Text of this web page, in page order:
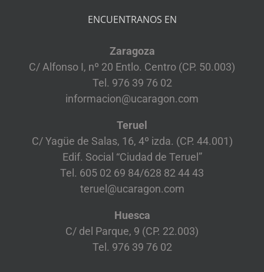
ENCUENTRANOS EN
Zaragoza
C/ Alfonso I, nº 20 Entlo. Centro (CP. 50.003)
Tel. 976 39 76 02
informacion@ucaragon.com
Teruel
C/ Yagüe de Salas, 16, 4º izda. (CP. 44.001)
Edif. Social “Ciudad de Teruel”
Tel. 605 02 69 84/628 82 44 43
teruel@ucaragon.com
Huesca
C/ del Parque, 9 (CP. 22.003)
Tel. 976 39 76 02